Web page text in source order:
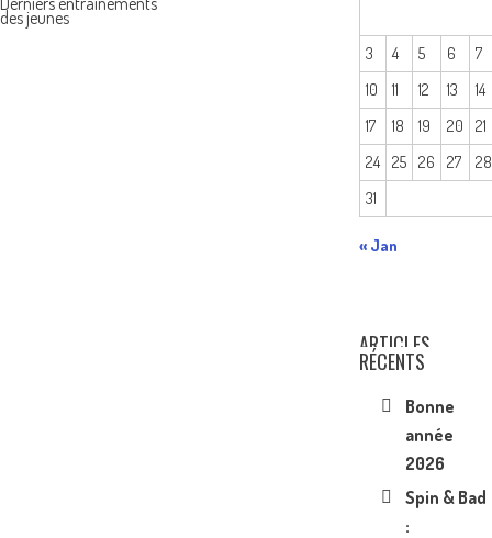
navigation
des jeunes
3 4 5 6
7
10
11 12 13
14
17
18 19 20
21
24 25 26 27
28
31
« Jan
ARTICLES
RÉCENTS
Bonne
année
2026
Spin & Bad
: